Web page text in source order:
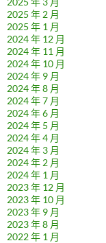
2025 年 2 月
2025 年 1 月
2024 年 12 月
2024 年 11 月
2024 年 10 月
2024 年 9 月
2024 年 8 月
2024 年 7 月
2024 年 6 月
2024 年 5 月
2024 年 4 月
2024 年 3 月
2024 年 2 月
2024 年 1 月
2023 年 12 月
2023 年 10 月
2023 年 9 月
2023 年 8 月
2022 年 1 月